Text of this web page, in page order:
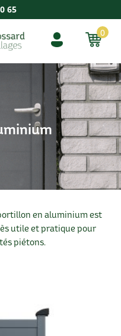
65
0
en aluminium est
utile et pratique pour
piétons.